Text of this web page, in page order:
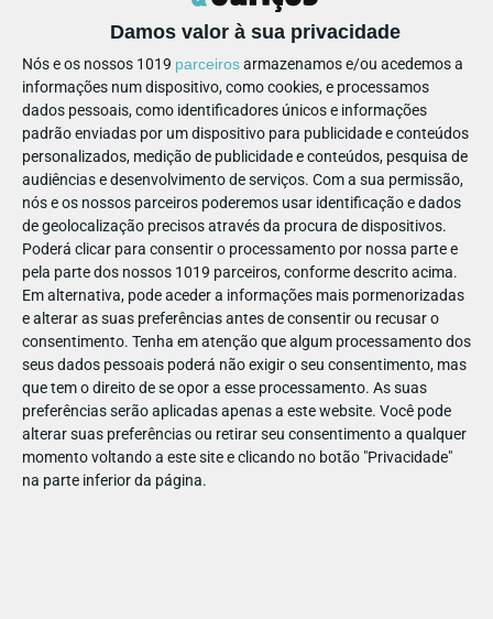
Damos valor à sua privacidade
Nós e os nossos 1019 parceirosarmazenamos e/ou acedemos a
informações num dispositivo, como cookies, e processamos
dados pessoais, como identificadores únicos e informações
padrão enviadas por um dispositivo para publicidade e conteúdos
personalizados, medição de publicidade e conteúdos, pesquisa de
audiências e desenvolvimento de serviços. Com a sua permissão,
nós e os nossos parceiros poderemos usar identificação e dados
de geolocalização precisos através da procura de dispositivos.
Poderá clicar para consentir o processamento por nossa parte e
pela parte dos nossos 1019 parceiros, conforme descrito acima.
Em alternativa, pode aceder a informações mais pormenorizadas
e alterar as suas preferências antes de consentir ou recusar o
consentimento. Tenha em atenção que algum processamento dos
seus dados pessoais poderá não exigir o seu consentimento, mas
que tem o direito de se opor a esse processamento. As suas
preferências serão aplicadas apenas a este website. Você pode
alterar suas preferências ou retirar seu consentimento a qualquer
momento voltando a este site e clicando no botão "Privacidade"
na parte inferior da página.
17
4715396103912